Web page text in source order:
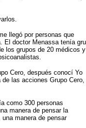
llegó por personas que
El doctor Menassa tenía
los grupos de 20 médicos y
Cero, después conocí Yo
las acciones Grupo
como 300 personas
manera de pensar la
manera de pensar